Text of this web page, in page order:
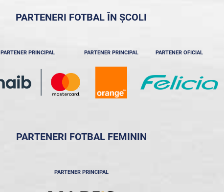
PARTENERI FOTBAL ÎN ȘCOLI
PARTENER PRINCIPAL PARTENER PRINCIPAL PARTENER OFICIAL
PARTENERI FOTBAL FEMININ
PARTENER PRINCIPAL